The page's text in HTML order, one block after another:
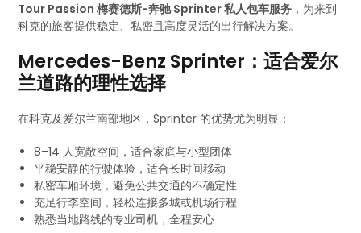
Tour Passion 梅赛德斯-奔驰 Sprinter 私人包车服务 ，为来到
科克的旅客提供稳定、私密且高度灵活的出行解决方案。
Mercedes-Benz Sprinter：适合爱尔
兰道路的理性选择
在科克及爱尔兰南部地区，Sprinter 的优势尤为明显：
8–14 人宽敞空间，适合家庭与小型团体
平稳安静的行驶体验，适合长时间移动
私密车厢环境，避免公共交通的不确定性
充足行李空间，轻松连接多城或机场行程
熟悉当地路线的专业司机，全程安心